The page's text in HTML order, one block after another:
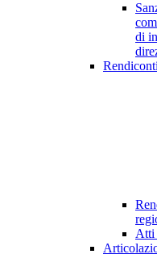
di
Atti